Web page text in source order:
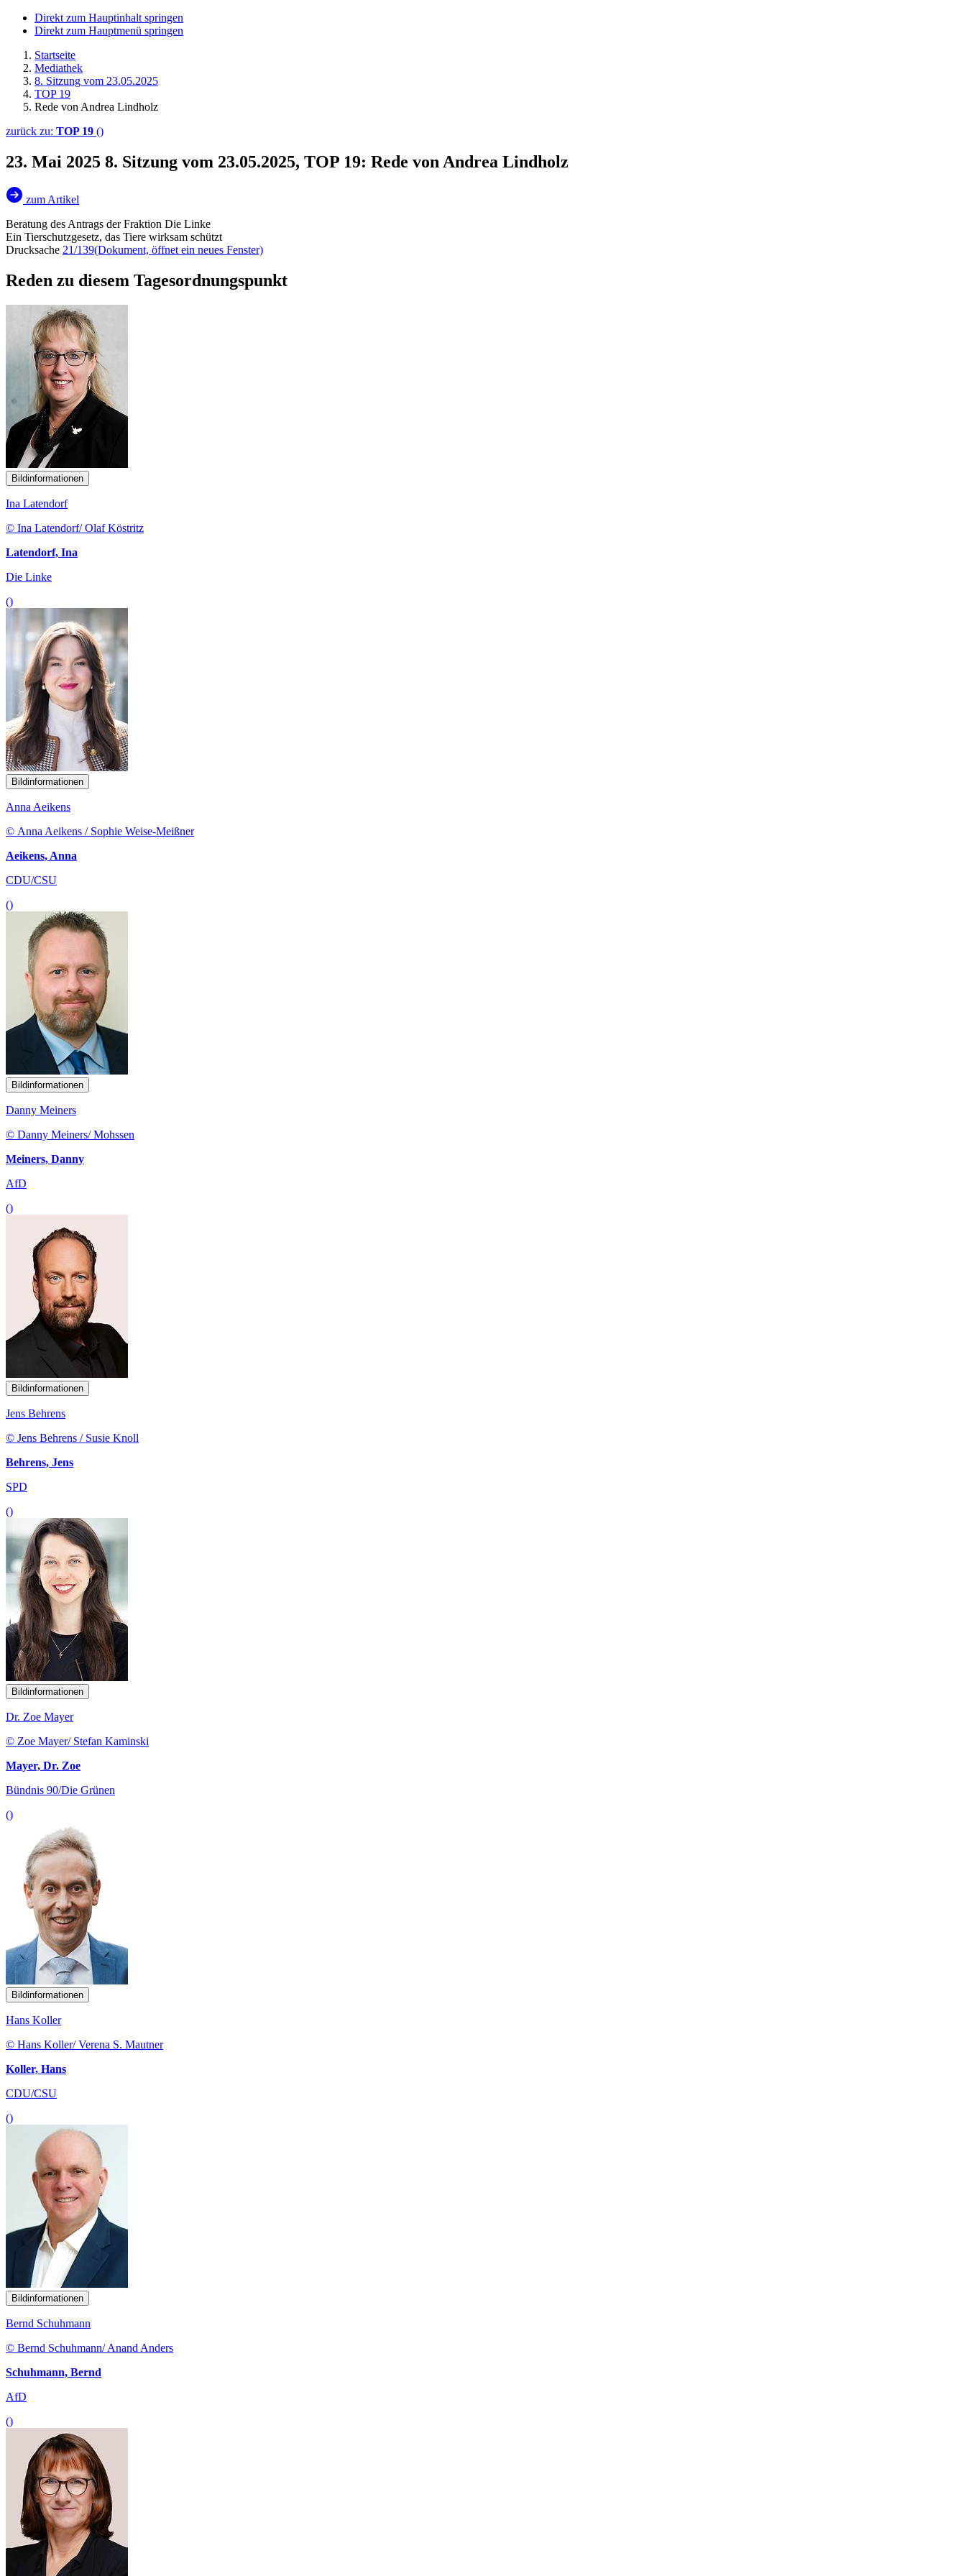
Direkt zum Hauptinhalt springen
Direkt zum Hauptmenü springen
Startseite
Mediathek
8. Sitzung vom 23.05.2025
TOP 19
Rede von Andrea Lindholz
zurück zu: TOP 19 ()
23. Mai 2025 8. Sitzung vom 23.05.2025, TOP 19: Rede von Andrea Lindholz
zum Artikel
Beratung des Antrags der Fraktion Die Linke
Ein Tierschutzgesetz, das Tiere wirksam schützt
Drucksache 21/139(Dokument, öffnet ein neues Fenster)
Reden zu diesem Tagesordnungspunkt
Bildinformationen
Ina Latendorf
© Ina Latendorf/ Olaf Köstritz
Latendorf, Ina
Die Linke
()
Bildinformationen
Anna Aeikens
© Anna Aeikens / Sophie Weise-Meißner
Aeikens, Anna
CDU/CSU
()
Bildinformationen
Danny Meiners
© Danny Meiners/ Mohssen
Meiners, Danny
AfD
()
Bildinformationen
Jens Behrens
© Jens Behrens / Susie Knoll
Behrens, Jens
SPD
()
Bildinformationen
Dr. Zoe Mayer
© Zoe Mayer/ Stefan Kaminski
Mayer, Dr. Zoe
Bündnis 90/Die Grünen
()
Bildinformationen
Hans Koller
© Hans Koller/ Verena S. Mautner
Koller, Hans
CDU/CSU
()
Bildinformationen
Bernd Schuhmann
© Bernd Schuhmann/ Anand Anders
Schuhmann, Bernd
AfD
()